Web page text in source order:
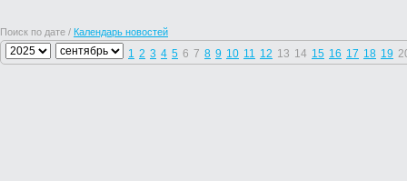
Поиск по дате / Календарь новостей
1 2 3 4 5 6 7 8 9 10 11 12 13 14 15 16 17 18 19